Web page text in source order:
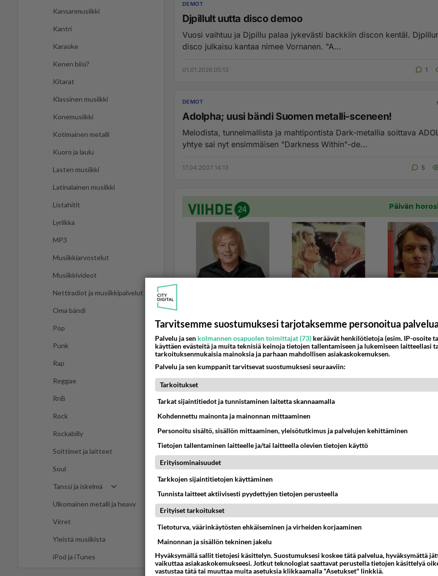
Kansanmusiikki
Kantri
Karaoke
Kenen biisi?
Kitarat
Klassinen musiikki
Konemusiikki
Kotimainen metalli
Kuoro ja laulu
Lasten musiikki
Latinalainen musiikki
Listahitit
Lyriikka
MP3
Musiikkiarvostelut
Musiikkivideot
Nettiradiot ja musiikkipalvelut
Oma bändi
Pop
Punk
Rap
Reggae
RnB
Rock
Rockabilly
Soittimet ja laitteet
Soul
Tanssi ja iskelmä
Ulkomainen metalli ja heavy
Virret
Yleistä musiikista
iPod ja iTunes
DEMOT
Djpillult uutta disco demoo
Vuosi vaihtuu ja Djpillu palaa jykevästi backkiin discon kentäl.
disco julkaisu kantaa nimee Vornanen. "A...
01.01.2026 05:13 1
DEMOT
Adolpha; uusi bändi Suomen metalli-sceneen!
Melodista, tunnelmallista ja mahtipontista Dark-metallia soittava
yhtye sai nyt ensimmäisen "Darkness Within"-de...
17.04.2007 14:13 5
DEMOT
Mistä hyvä ja luotettava äänitysstudio?
Nyt olis hakusessa etelä/keski-Suomessa hyvää ja luotettavaa
28.04.2013 20:13
Tarvitsemme suostumuksesi tarjotaksemme personoitua
Palvelu ja sen kolmannen osapuolen toimittajat (73) keräävät henkilötietoja (esim. IP-osoite
käyttäen evästeitä ja muita teknisiä keinoja tietojen tallentamiseen ja lukemiseen laitteellasi
tarkoituksenmukaisia mainoksia ja parhaan mahdollisen asiakaskokemuksen.
Palvelu ja sen kumppanit tarvitsevat suostumuksesi seuraaviin:
Tarkoitukset
Tarkat sijaintitiedot ja tunnistaminen laitetta skannaamalla
Kohdennettu mainonta ja mainonnan mittaaminen
Personoitu sisältö, sisällön mittaaminen, yleisötutkimus ja palvelujen kehittäminen
Tietojen tallentaminen laitteelle ja/tai laitteella olevien tietojen käyttö
Erityisominaisuudet
Tarkkojen sijaintitietojen käyttäminen
Tunnista laitteet aktiivisesti pyydettyjen tietojen perusteella
Erityiset tarkoitukset
Tietoturva, väärinkäytösten ehkäiseminen ja virheiden korjaaminen
Mainonnan ja sisällön tekninen jakelu
Hyväksymällä sallit tietojesi käsittelyn. Suostumuksesi koskee tätä palvelua, hyväksymättä
vaikuttaa asiakaskokemukseesi. Jotkut teknologiat saattavat perustella tietojen käsittelyä
vastustaa tätä tai muuttaa muita asetuksia klikkaamalla "Asetukset" linkkiä.